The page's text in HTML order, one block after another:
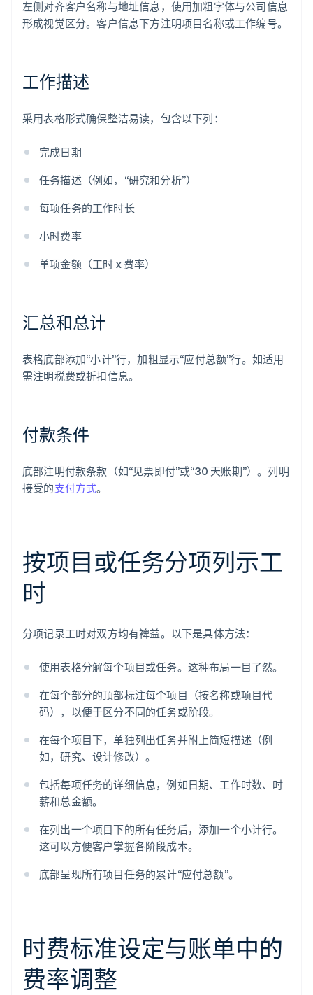
左侧对齐客户名称与地址信息，使用加粗字体与公司信息
形成视觉区分。客户信息下方注明项目名称或工作编号。
工作描述
采用表格形式确保整洁易读，包含以下列：
完成日期
任务描述（例如，“研究和分析”）
每项任务的工作时长
小时费率
单项金额（工时 x 费率）
汇总和总计
表格底部添加“小计”行，加粗显示“应付总额”行。如适用
需注明税费或折扣信息。
付款条件
底部注明付款条款（如“见票即付”或“30 天账期”）。列明
接受的支付方式。
按项目或任务分项列示工
时
分项记录工时对双方均有裨益。以下是具体方法：
使用表格分解每个项目或任务。这种布局一目了然。
在每个部分的顶部标注每个项目（按名称或项目代
码），以便于区分不同的任务或阶段。
在每个项目下，单独列出任务并附上简短描述（例
如，研究、设计修改）。
包括每项任务的详细信息，例如日期、工作时数、时
薪和总金额。
在列出一个项目下的所有任务后，添加一个小计行。
这可以方便客户掌握各阶段成本。
底部呈现所有项目任务的累计“应付总额”。
时费标准设定与账单中的
费率调整